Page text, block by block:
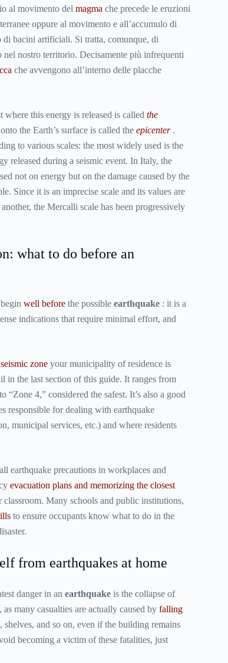
al movimento del magma che precede le eruzioni
oppure al movimento e all’accumulo di
di bacini artificiali. Si tratta, comunque, di
nel nostro territorio. Decisamente più infrequenti
che avvengono all’interno delle placche
this energy is released is called the
the Earth’s surface is called the epicenter.
to various scales: the most widely used is the
released during a seismic event. In Italy, the
not on energy but on the damage caused by the
Since it is an imprecise scale and its values ​​are
the Mercalli scale has been progressively
what to do before an
well beforethe possible earthquake: it is a
indications that require minimal effort, and
seismic zoneyour municipality of residence is
in the last section of this guide. It ranges from
“Zone 4,” considered the safest. It’s also a good
responsible for dealing with earthquake
municipal services, etc.) and where residents
earthquake precautions in workplaces and
evacuation plans and memorizing the closest
Many schools and public institutions,
to ensure occupants know what to do in the
from earthquakes at home
danger in an earthquakeis the collapse of
many casualties are actually caused by falling
and so on, even if the building remains
becoming a victim of these fatalities, just